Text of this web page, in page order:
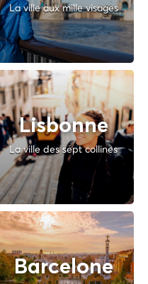
La ville aux mille visages
Lisbonne
La ville des sept collines
Barcelone